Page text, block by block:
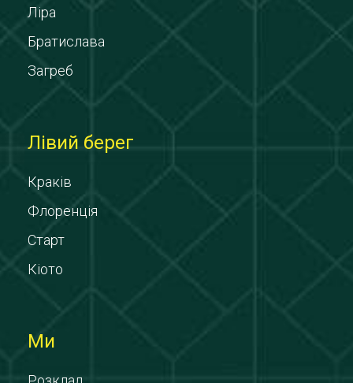
Ліра
Братислава
Загреб
Лівий берег
Краків
Флоренція
Старт
Кіото
Ми